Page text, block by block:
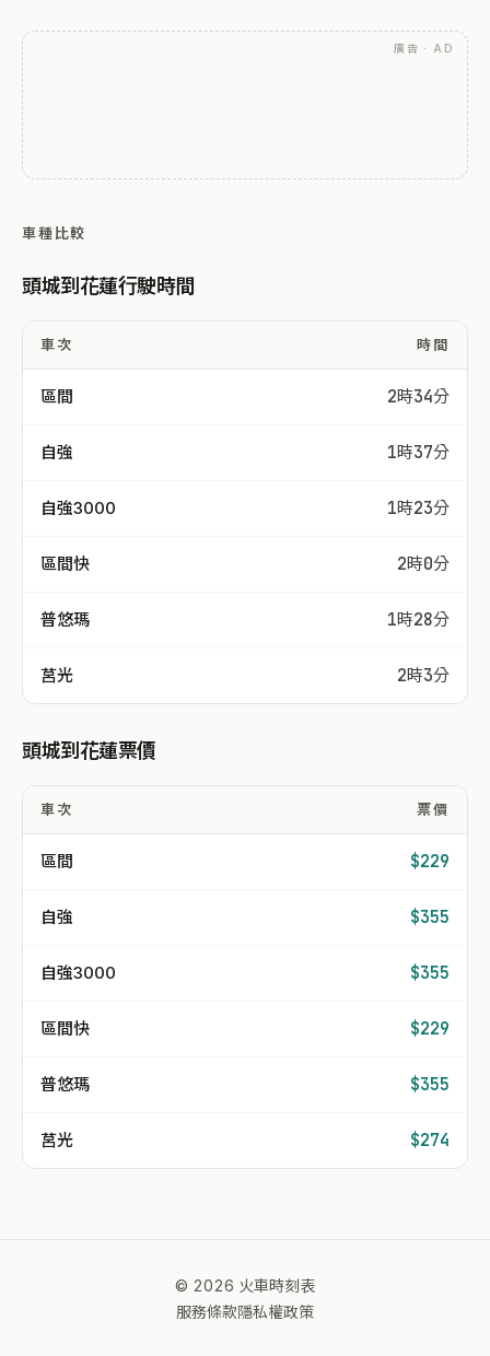
廣告 · AD
車種比較
頭城到花蓮行駛時間
車次 時間
區間 2時34分
自強 1時37分
自強3000 1時23分
區間快 2時0分
普悠瑪 1時28分
莒光 2時3分
頭城到花蓮票價
車次 票價
區間 $229
自強 $355
自強3000 $355
區間快 $229
普悠瑪 $355
莒光 $274
© 2026 火車時刻表
服務條款隱私權政策